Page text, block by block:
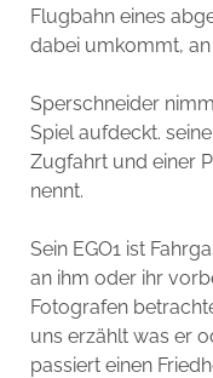
Flugbahn eines
dabei umkommt,
Sperschneider
Spiel aufdeckt.
Zugfahrt und einer
nennt.
Sein EGO1 ist
an ihm oder ihr
Fotografen
uns erzählt was er
passiert einen